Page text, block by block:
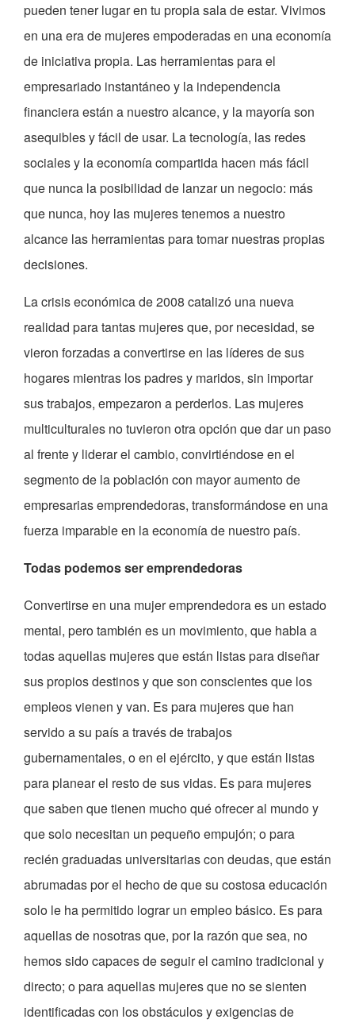
pueden tener lugar en tu propia sala de estar. Vivimos
en una era de mujeres empoderadas en una economía
de iniciativa propia. Las herramientas para el
empresariado instantáneo y la independencia
financiera están a nuestro alcance, y la mayoría son
asequibles y fácil de usar. La tecnología, las redes
sociales y la economía compartida hacen más fácil
que nunca la posibilidad de lanzar un negocio: más
que nunca, hoy las mujeres tenemos a nuestro
alcance las herramientas para tomar nuestras propias
decisiones.
La crisis económica de 2008 catalizó una nueva
realidad para tantas mujeres que, por necesidad, se
vieron forzadas a convertirse en las líderes de sus
hogares mientras los padres y maridos, sin importar
sus trabajos, empezaron a perderlos. Las mujeres
multiculturales no tuvieron otra opción que dar un paso
al frente y liderar el cambio, convirtiéndose en el
segmento de la población con mayor aumento de
empresarias emprendedoras, transformándose en una
fuerza imparable en la economía de nuestro país.
Todas podemos ser emprendedoras
Convertirse en una mujer emprendedora es un estado
mental, pero también es un movimiento, que habla a
todas aquellas mujeres que están listas para diseñar
sus propios destinos y que son conscientes que los
empleos vienen y van. Es para mujeres que han
servido a su país a través de trabajos
gubernamentales, o en el ejército, y que están listas
para planear el resto de sus vidas. Es para mujeres
que saben que tienen mucho qué ofrecer al mundo y
que solo necesitan un pequeño empujón; o para
recién graduadas universitarias con deudas, que están
abrumadas por el hecho de que su costosa educación
solo le ha permitido lograr un empleo básico. Es para
aquellas de nosotras que, por la razón que sea, no
hemos sido capaces de seguir el camino tradicional y
directo; o para aquellas mujeres que no se sienten
identificadas con los obstáculos y exigencias de